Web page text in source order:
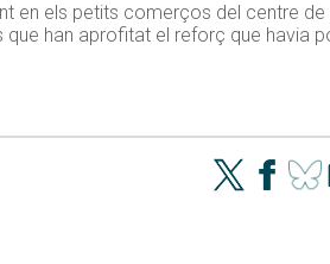
en els petits comerços del centre de
han aprofitat el reforç que havia